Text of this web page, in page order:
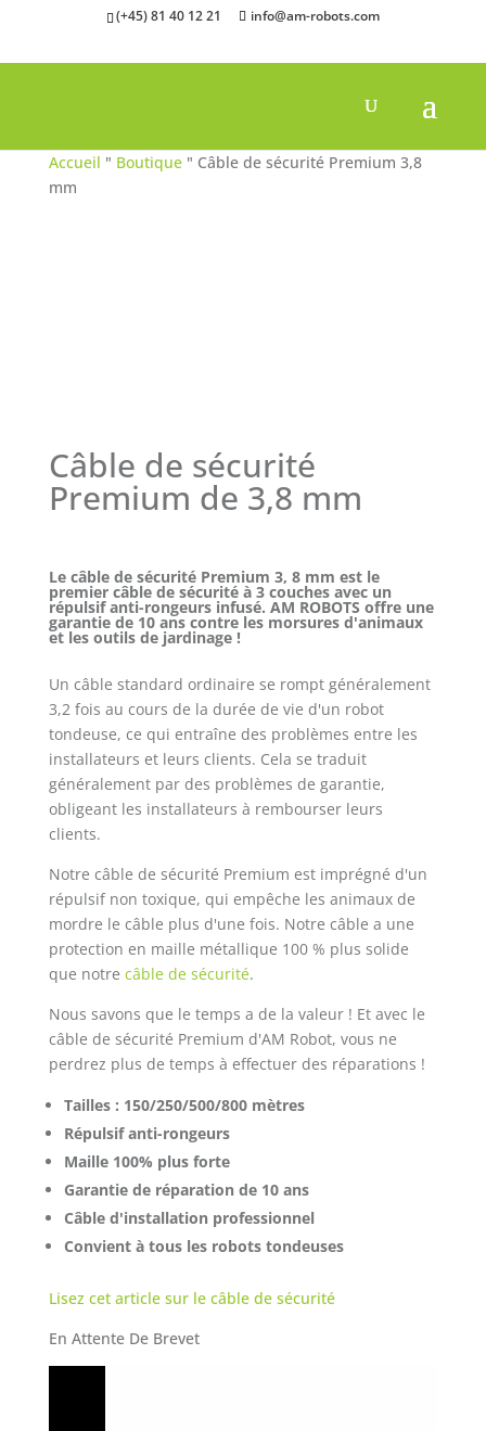
(+45) 81 40 12 21 info@am-robots.com
Accueil " Boutique" Câble de sécurité Premium 3,8
mm
Câble de sécurité
Premium de 3,8 mm
Le câble de sécurité Premium 3, 8 mm est le
premier câble de sécurité à 3 couches avec un
répulsif anti-rongeurs infusé. AM ROBOTS offre une
garantie de 10 ans contre les morsures d'animaux
et les outils de jardinage !
Un câble standard ordinaire se rompt généralement
3,2 fois au cours de la durée de vie d'un robot
tondeuse, ce qui entraîne des problèmes entre les
installateurs et leurs clients. Cela se traduit
généralement par des problèmes de garantie,
obligeant les installateurs à rembourser leurs
clients.
Notre câble de sécurité Premium est imprégné d'un
répulsif non toxique, qui empêche les animaux de
mordre le câble plus d'une fois. Notre câble a une
protection en maille métallique 100 % plus solide
que notre câble de sécurité.
Nous savons que le temps a de la valeur ! Et avec le
câble de sécurité Premium d'AM Robot, vous ne
perdrez plus de temps à effectuer des réparations !
Tailles : 150/250/500/800 mètres
Répulsif anti-rongeurs
Maille 100% plus forte
Garantie de réparation de 10 ans
Câble d'installation professionnel
Convient à tous les robots tondeuses
Lisez cet article sur le câble de sécurité
En Attente De Brevet